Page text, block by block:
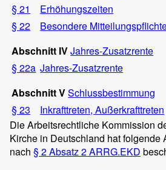
§ 21
Erhöhungszeiten
§ 22
Besondere
Abschnitt IVJahres-Zusatzrente
§ 22a Jahres-Zusatzrente
Abschnitt VSchlussbestimmung
§ 23
Inkrafttreten, Außerkrafttreten
Die Arbeitsrechtliche Kommission
Kirche in Deutschland hat folgende
nach § 2 Absatz 2 ARRG.EKD